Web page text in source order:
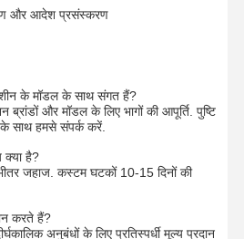
और आदेश प्रसंस्करण
के मॉडल के साथ संगत हैं?
और मॉडल के लिए भागों की आपूर्ति. पुष्टि
साथ हमसे संपर्क करें.
क्या है?
जहाज. कस्टम घटकों 10-15 दिनों की
करते हैं?
अनुबंधों के लिए प्रतिस्पर्धी मूल्य प्रदान